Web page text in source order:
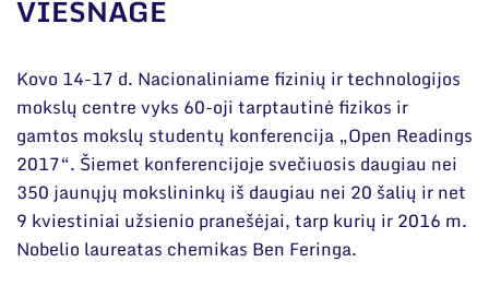
organizacijose bei asociacijose
Bendri rekvizitai
Administracija
Darbuotojų kontaktai
VIEŠNAGĖ
Kovo 14-17 d. Nacionaliniame fizinių ir technologijos
mokslų centre vyks 60-oji tarptautinė fizikos ir
gamtos mokslų studentų konferencija „Open Readings
2017“. Šiemet konferencijoje svečiuosis daugiau nei
350 jaunųjų mokslininkų iš daugiau nei 20 šalių ir net
9 kviestiniai užsienio pranešėjai, tarp kurių ir 2016 m.
Nobelio laureatas chemikas Ben Feringa.